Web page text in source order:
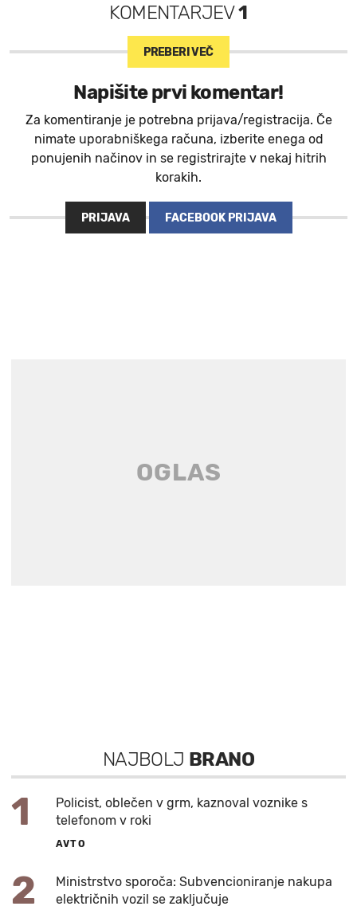
KOMENTARJEV1
PREBERI VEČ
Napišite prvi komentar!
Za komentiranje je potrebna prijava/registracija. Če
nimate uporabniškega računa, izberite enega od
ponujenih načinov in se registrirajte v nekaj hitrih
korakih.
PRIJAVA FACEBOOK PRIJAVA
NAJBOLJ BRANO
1
Policist, oblečen v grm, kaznoval voznike s
telefonom v roki
AVTO
2
Ministrstvo sporoča: Subvencioniranje nakupa
električnih vozil se zaključuje